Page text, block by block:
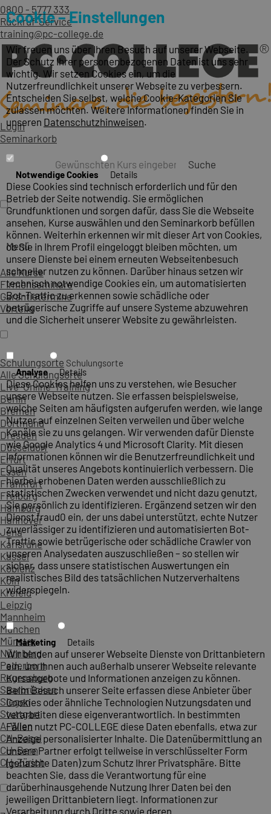
0800 - 5777 333
Rückruf-Service
training@pc-college.de
Login
Seminarkorb
Suche
Menü
Alle Kurse
Firmenseminare
Garantietermine
Vorteile
Schulungsorte Schulungsorte
Alle Schulungsorte
Live-Online-Training
Berlin
Bremen
Dortmund
Dresden
Düsseldorf
Erfurt
Essen
Frankfurt
Freiburg
Hamburg
Hannover
Jena
Karlsruhe
Kassel
Koblenz
Köln
Krefeld
Leipzig
Mannheim
München
Münster
Nürnberg
Paderborn
Regensburg
Saarbrücken
Siegen
Stuttgart
A-Wien
CH-Basel
CH-Bern
CH-Zürich
Cookie – Einstellungen
Wir freuen uns über Ihren Besuch auf unserer Webseite.
Der Schutz Ihrer personenbezogenen Daten ist uns sehr
wichtig. Wir setzen Cookies ein, um die
Nutzerfreundlichkeit unserer Webseite zu verbessern.
Entscheiden Sie selbst, welche Cookie-Kategorien Sie
zulassen möchten. Weitere Informationen finden Sie in
unseren Datenschutzhinweisen.
Notwendige Cookies Details
Diese Cookies sind technisch erforderlich und für den
Betrieb der Seite notwendig. Sie ermöglichen
Grundfunktionen und sorgen dafür, dass Sie die Webseite
ansehen, Kurse auswählen und den Seminarkorb befüllen
können. Weiterhin erkennen wir mit dieser Art von Cookies,
ob Sie in Ihrem Profil eingeloggt bleiben möchten, um
unsere Dienste bei einem erneuten Webseitenbesuch
schneller nutzen zu können. Darüber hinaus setzen wir
technisch notwendige Cookies ein, um automatisierten
Bot-Traffic zu erkennen sowie schädliche oder
betrügerische Zugriffe auf unsere Systeme abzuwehren
und die Sicherheit unserer Website zu gewährleisten.
Analyse Details
Diese Cookies helfen uns zu verstehen, wie Besucher
unsere Webseite nutzen. Sie erfassen beispielsweise,
welche Seiten am häufigsten aufgerufen werden, wie lange
Nutzer auf einzelnen Seiten verweilen und über welche
Kanäle sie zu uns gelangen. Wir verwenden dafür Dienste
wie Google Analytics 4 und Microsoft Clarity. Mit diesen
Informationen können wir die Benutzerfreundlichkeit und
Qualität unseres Angebots kontinuierlich verbessern. Die
hierbei erhobenen Daten werden ausschließlich zu
statistischen Zwecken verwendet und nicht dazu genutzt,
Sie persönlich zu identifizieren. Ergänzend setzen wir den
Dienst fraud0 ein, der uns dabei unterstützt, echte Nutzer
zuverlässiger zu identifizieren und automatisierten Bot-
Traffic sowie betrügerische oder schädliche Crawler von
unseren Analysedaten auszuschließen – so stellen wir
sicher, dass unsere statistischen Auswertungen ein
realistisches Bild des tatsächlichen Nutzerverhaltens
widerspiegeln.
Marketing Details
Wir binden auf unserer Webseite Dienste von Drittanbietern
ein, um Ihnen auch außerhalb unserer Webseite relevante
Kursangebote und Informationen anzeigen zu können.
Beim Besuch unserer Seite erfassen diese Anbieter über
Cookies oder ähnliche Technologien Nutzungsdaten und
verarbeiten diese eigenverantwortlich. In bestimmten
Fällen nutzt PC-COLLEGE diese Daten ebenfalls, etwa zur
Anzeige personalisierter Inhalte. Die Datenübermittlung an
unsere Partner erfolgt teilweise in verschlüsselter Form
(gehashte Daten) zum Schutz Ihrer Privatsphäre. Bitte
beachten Sie, dass die Verantwortung für eine
darüberhinausgehende Nutzung Ihrer Daten bei den
jeweiligen Drittanbietern liegt. Informationen zur
Verarbeitung durch Dritte sowie deren